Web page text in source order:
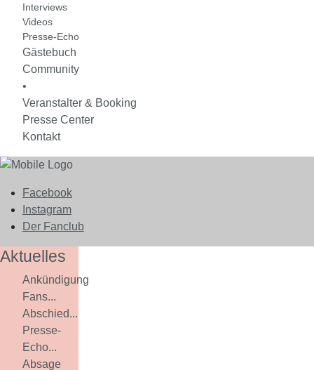
Interviews
Videos
Presse-Echo
Gästebuch
Community
•
Veranstalter & Booking
Presse Center
Kontakt
Facebook
Instagram
Der Fanclub
Aktuelles
Ankündigung
Fans...
Abschied...
Presse-
Echo...
Absage